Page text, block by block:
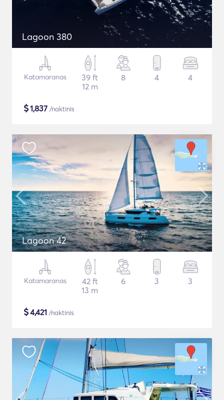
Lagoon 380
Katamaranas
39 ft
12 m
8 4 4
$1,837 /naktinis
Lagoon 42
Katamaranas
42 ft
13 m
6 3 3
$4,421 /naktinis